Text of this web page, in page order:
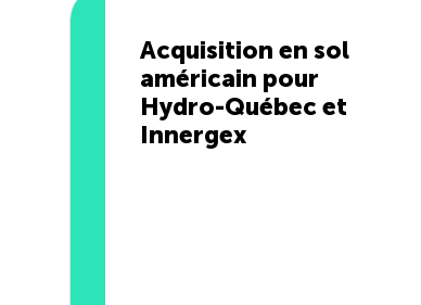
Acquisition en sol
américain pour
Hydro-Québec et
Innergex